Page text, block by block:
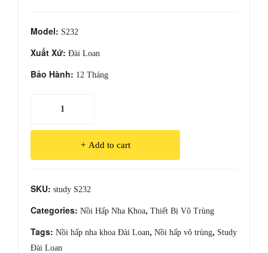
Model: S232
Xuất Xứ: Đài Loan
Bảo Hành: 12 Tháng
Tiệt
Sturdy
232
quantity
Add to cart
SKU: study S232
Categories: Nồi Hấp Nha Khoa, Thiết Bị Vô Trùng
Tags: Nồi hấp nha khoa Đài Loan, Nồi hấp vô trùng, Study
Đài Loan